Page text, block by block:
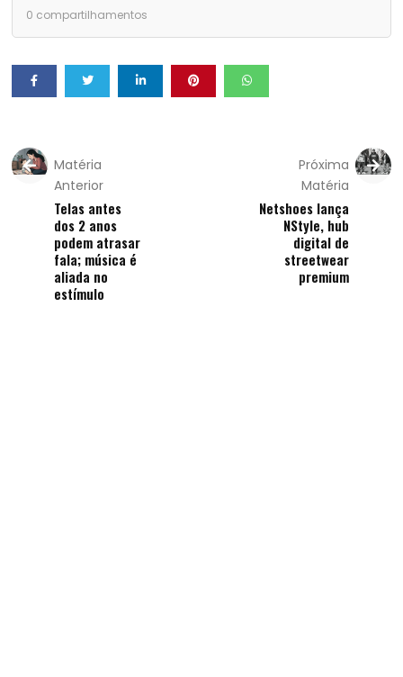
0 compartilhamentos
Matéria
Anterior
Telas antes
dos 2 anos
podem atrasar
fala; música é
aliada no
estímulo
Próxima
Matéria
Netshoes lança
NStyle, hub
digital de
streetwear
premium